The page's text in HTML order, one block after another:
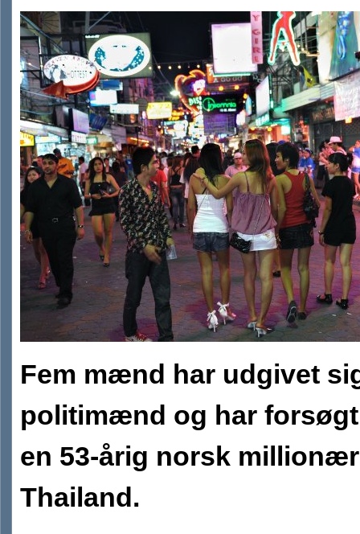
Fem mænd har udgivet
politimænd og har
en 53-årig norsk
Thailand.